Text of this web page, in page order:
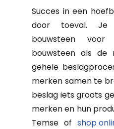
Succes in een
door toeval.
bouwsteen voor
bouwsteen als de
gehele
merken samen te
beslag iets groots
merken en hun
Temse of shop